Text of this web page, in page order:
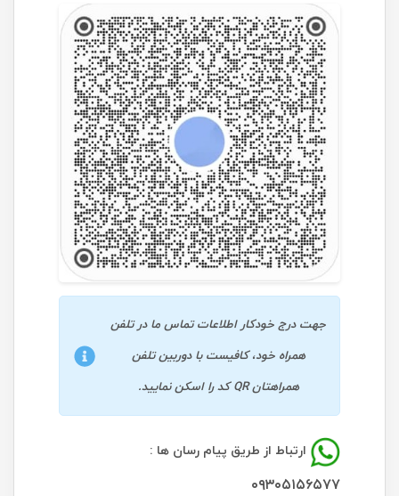
جهت درج خودکار اطلاعات تماس ما در تلفن
همراه خود، کافیست با دوربین تلفن
همراهتان QR کد را اسکن نمایید.
ارتباط از طریق پیام رسان ها :
۰۹۳۰۵۱۵۶۵۷۷